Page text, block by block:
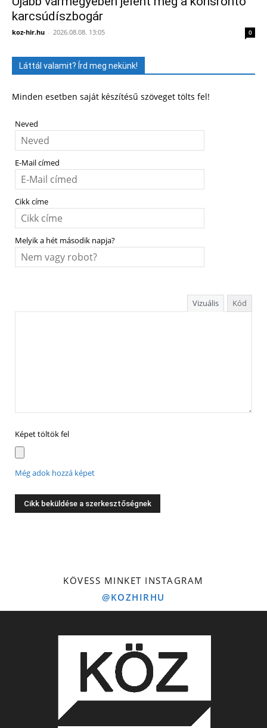
karcsúdíszbogár
koz-hir.hu - 2026.08.08. 13:05 0
Láttál valamit? Írd meg nekünk!
Minden esetben saját készítésű szöveget tölts fel!
Neved
E-Mail címed
Cikk címe
Melyik a hét második napja?
Vizuális Kód
Képet töltök fel
Még adok hozzá képet
KÖVESS MINKET INSTAGRAM
@KOZHIRHU